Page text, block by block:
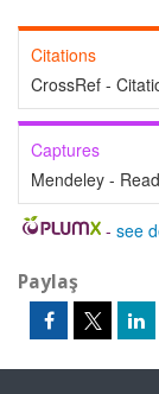
Citations
CrossRef -
Captures
Mendeley -
- see
Paylaş